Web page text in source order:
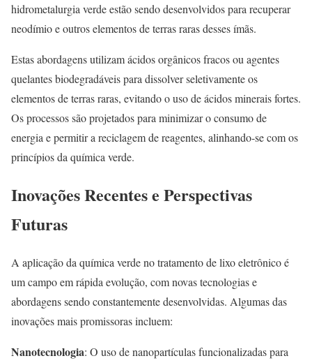
hidrometalurgia verde estão sendo desenvolvidos para recuperar
neodímio e outros elementos de terras raras desses ímãs.
Estas abordagens utilizam ácidos orgânicos fracos ou agentes
quelantes biodegradáveis para dissolver seletivamente os
elementos de terras raras, evitando o uso de ácidos minerais fortes.
Os processos são projetados para minimizar o consumo de
energia e permitir a reciclagem de reagentes, alinhando-se com os
princípios da química verde.
Inovações Recentes e Perspectivas
Futuras
A aplicação da química verde no tratamento de lixo eletrônico é
um campo em rápida evolução, com novas tecnologias e
abordagens sendo constantemente desenvolvidas. Algumas das
inovações mais promissoras incluem:
Nanotecnologia: O uso de nanopartículas funcionalizadas para